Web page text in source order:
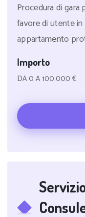
Procedura di
favore di utente
appartamento
Importo
DA 0 A 100.000 €